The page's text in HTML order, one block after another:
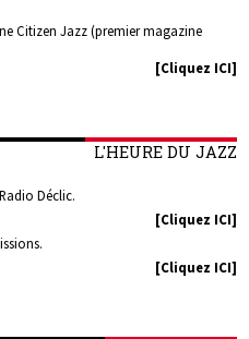
Citizen Jazz (premier magazine
[Cliquez ICI]
L'HEURE DU JAZZ
Déclic.
[Cliquez ICI]
[Cliquez ICI]